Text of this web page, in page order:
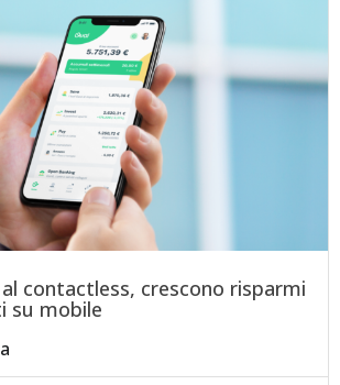
contactless, crescono risparmi
su mobile